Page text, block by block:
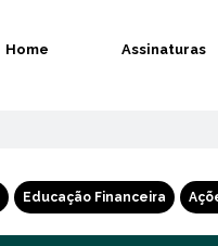
Home Assinaturas
Educação Financeira